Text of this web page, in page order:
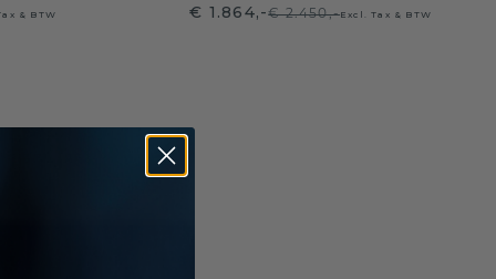
& BTW € 1.864,-€ 2.450,-Excl. Tax & BTW